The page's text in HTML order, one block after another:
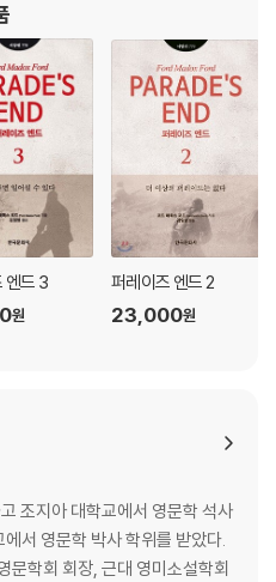
엔드 3
원
퍼레이즈 엔드 2
23,000원
조지아 대학교에서 영문학 석사
서 영문학 박사 학위를 받았다.
문학회 회장, 근대 영미소설학회